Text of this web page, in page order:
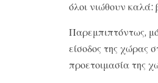
όλοι νιώθουν καλά:
Παρεμπιπτόντως,
είσοδος της χώρας
προετοιμασία της